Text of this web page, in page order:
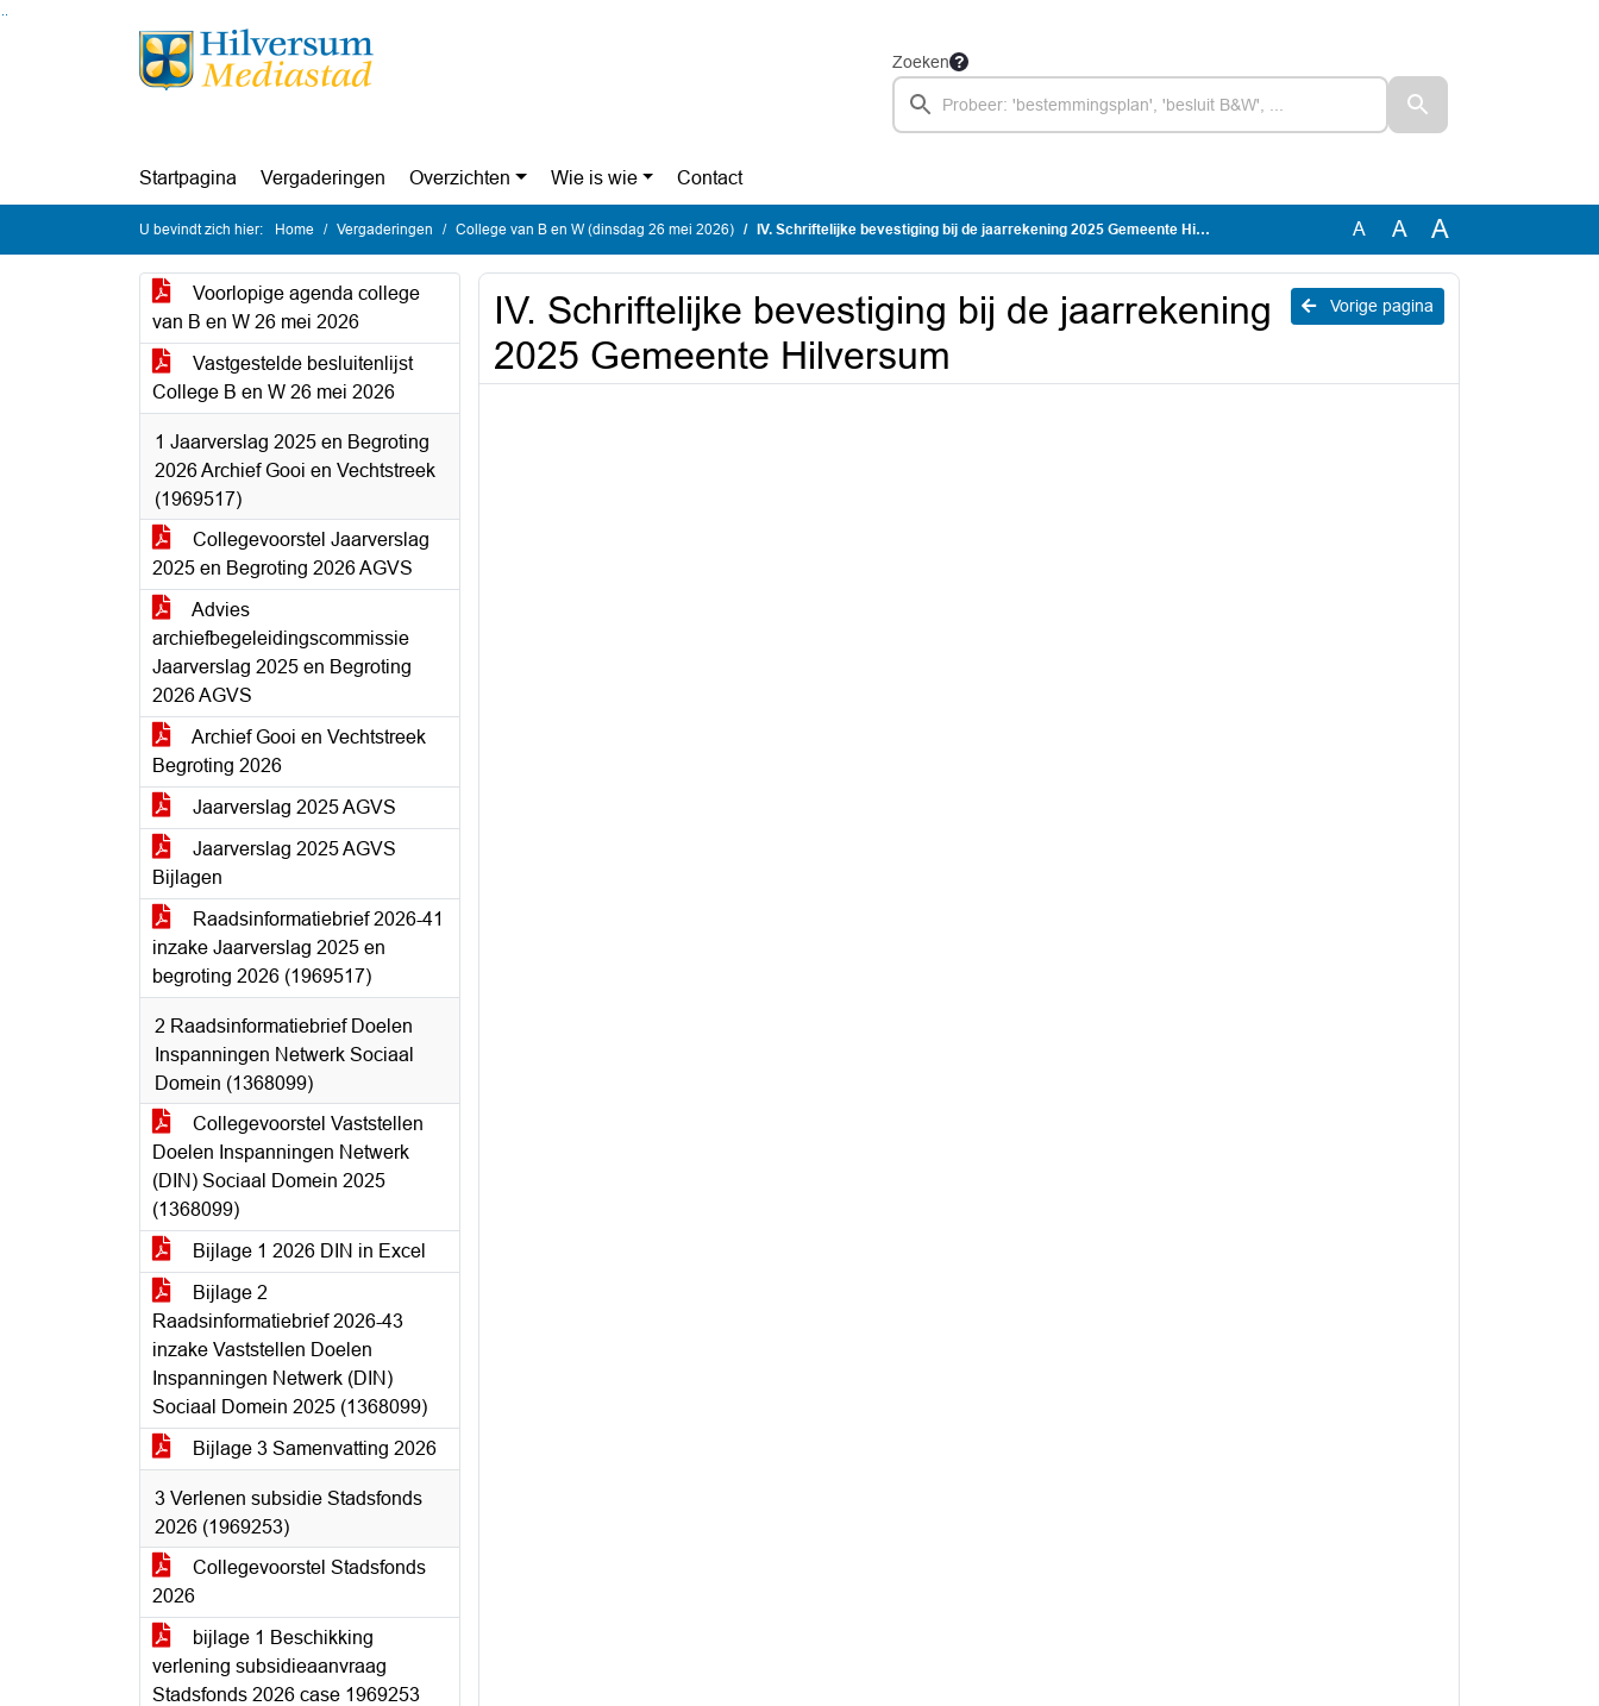
Ga naar de inhoud van deze pagina
Ga naar het zoeken
Ga naar het menu
Zoeken
Startpagina Vergaderingen Overzichten Wie is wie Contact
U bevindt zich hier: Home Vergaderingen College van B en W (dinsdag 26 mei 2026) IV. Schriftelijke bevestiging bij de jaarrekening 2025 Gemeente Hilversum A A A
Voorlopige agenda college
van B en W 26 mei 2026
Vastgestelde besluitenlijst
College B en W 26 mei 2026
1 Jaarverslag 2025 en Begroting
2026 Archief Gooi en Vechtstreek
(1969517)
Collegevoorstel Jaarverslag
2025 en Begroting 2026 AGVS
Advies
archiefbegeleidingscommissie
Jaarverslag 2025 en Begroting
2026 AGVS
Archief Gooi en Vechtstreek
Begroting 2026
Jaarverslag 2025 AGVS
Jaarverslag 2025 AGVS
Bijlagen
Raadsinformatiebrief 2026-41
inzake Jaarverslag 2025 en
begroting 2026 (1969517)
2 Raadsinformatiebrief Doelen
Inspanningen Netwerk Sociaal
Domein (1368099)
Collegevoorstel Vaststellen
Doelen Inspanningen Netwerk
(DIN) Sociaal Domein 2025
(1368099)
Bijlage 1 2026 DIN in Excel
Bijlage 2
Raadsinformatiebrief 2026-43
inzake Vaststellen Doelen
Inspanningen Netwerk (DIN)
Sociaal Domein 2025 (1368099)
Bijlage 3 Samenvatting 2026
3 Verlenen subsidie Stadsfonds
2026 (1969253)
Collegevoorstel Stadsfonds
2026
bijlage 1 Beschikking
verlening subsidieaanvraag
Stadsfonds 2026 case 1969253
Vorige pagina
IV. Schriftelijke bevestiging bij de jaarrekening
2025 Gemeente Hilversum